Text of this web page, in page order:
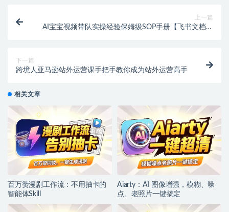
上一篇
AI宝宝视频带队实操经验保姆级SOP手册【飞书文档教
下一篇
跨境人亚马逊站外运营课手把手教你成为站外运营高手
相关文章
百万赞漫剧工作流：不用抽卡的
智能体Skill
Aiarty：AI 图像增强，模糊、噪
点、老照片一键搞定